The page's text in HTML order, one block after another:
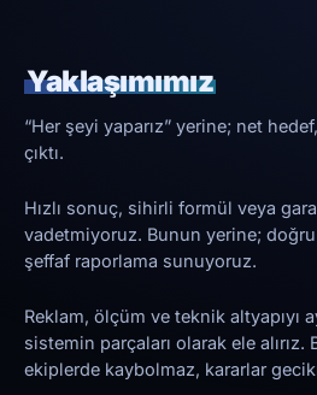
Yaklaşımımız
“Her şeyi yaparız” yerine; net
çıktı.
Hızlı sonuç, sihirli formül veya
vadetmiyoruz. Bunun yerine;
şeffaf raporlama sunuyoruz.
Reklam, ölçüm ve teknik altyapıyı
sistemin parçaları olarak ele
ekiplerde kaybolmaz, kararlar